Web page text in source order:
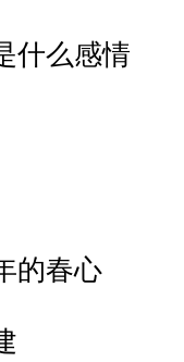
什么感情
的春心